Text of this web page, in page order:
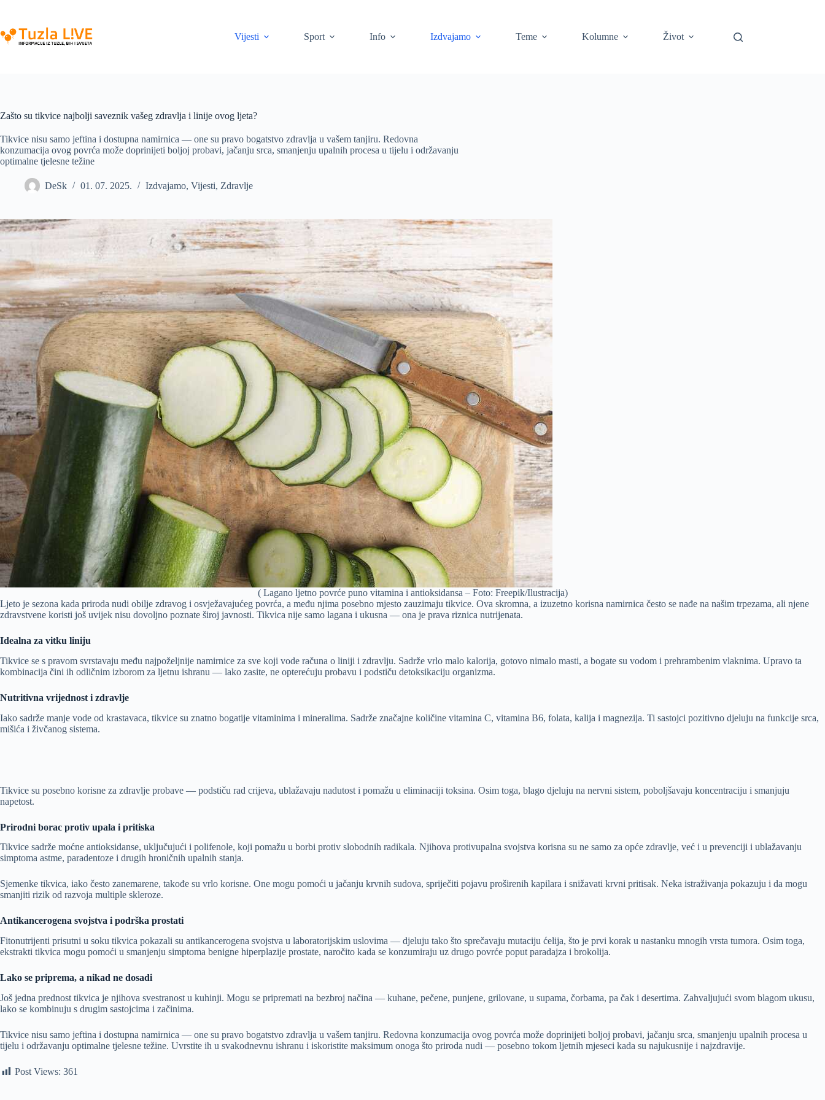
content
Vijesti
Sport Info Izdvajamo Teme Kolumne Život
Zašto su tikvice najbolji saveznik vašeg zdravlja i linije ovog ljeta?
Tikvice nisu samo jeftina i dostupna namirnica — one su pravo bogatstvo zdravlja u vašem tanjiru. Redovna
konzumacija ovog povrća može doprinijeti boljoj probavi, jačanju srca, smanjenju upalnih procesa u tijelu i održavanju
optimalne tjelesne težine
DeSk 01. 07. 2025. Izdvajamo, Vijesti, Zdravlje
( Lagano ljetno povrće puno vitamina i antioksidansa – Foto: Freepik/Ilustracija)
Ljeto je sezona kada priroda nudi obilje zdravog i osvježavajućeg povrća, a među njima posebno mjesto zauzimaju tikvice. Ova skromna, a izuzetno korisna namirnica često se nađe na našim trpezama, ali njene
zdravstvene koristi još uvijek nisu dovoljno poznate široj javnosti. Tikvica nije samo lagana i ukusna — ona je prava riznica nutrijenata.
Idealna za vitku liniju
Tikvice se s pravom svrstavaju među najpoželjnije namirnice za sve koji vode računa o liniji i zdravlju. Sadrže vrlo malo kalorija, gotovo nimalo masti, a bogate su vodom i prehrambenim vlaknima. Upravo ta
kombinacija čini ih odličnim izborom za ljetnu ishranu — lako zasite, ne opterećuju probavu i podstiču detoksikaciju organizma.
Nutritivna vrijednost i zdravlje
Iako sadrže manje vode od krastavaca, tikvice su znatno bogatije vitaminima i mineralima. Sadrže značajne količine vitamina C, vitamina B6, folata, kalija i magnezija. Ti sastojci pozitivno djeluju na funkcije srca,
mišića i živčanog sistema.
Tikvice su posebno korisne za zdravlje probave — podstiču rad crijeva, ublažavaju nadutost i pomažu u eliminaciji toksina. Osim toga, blago djeluju na nervni sistem, poboljšavaju koncentraciju i smanjuju
napetost.
Prirodni borac protiv upala i pritiska
Tikvice sadrže moćne antioksidanse, uključujući i polifenole, koji pomažu u borbi protiv slobodnih radikala. Njihova protivupalna svojstva korisna su ne samo za opće zdravlje, već i u prevenciji i ublažavanju
simptoma astme, paradentoze i drugih hroničnih upalnih stanja.
Sjemenke tikvica, iako često zanemarene, takođe su vrlo korisne. One mogu pomoći u jačanju krvnih sudova, spriječiti pojavu proširenih kapilara i snižavati krvni pritisak. Neka istraživanja pokazuju i da mogu
smanjiti rizik od razvoja multiple skleroze.
Antikancerogena svojstva i podrška prostati
Fitonutrijenti prisutni u soku tikvica pokazali su antikancerogena svojstva u laboratorijskim uslovima — djeluju tako što sprečavaju mutaciju ćelija, što je prvi korak u nastanku mnogih vrsta tumora. Osim toga,
ekstrakti tikvica mogu pomoći u smanjenju simptoma benigne hiperplazije prostate, naročito kada se konzumiraju uz drugo povrće poput paradajza i brokolija.
Lako se priprema, a nikad ne dosadi
Još jedna prednost tikvica je njihova svestranost u kuhinji. Mogu se pripremati na bezbroj načina — kuhane, pečene, punjene, grilovane, u supama, čorbama, pa čak i desertima. Zahvaljujući svom blagom ukusu,
lako se kombinuju s drugim sastojcima i začinima.
Tikvice nisu samo jeftina i dostupna namirnica — one su pravo bogatstvo zdravlja u vašem tanjiru. Redovna konzumacija ovog povrća može doprinijeti boljoj probavi, jačanju srca, smanjenju upalnih procesa u
tijelu i održavanju optimalne tjelesne težine. Uvrstite ih u svakodnevnu ishranu i iskoristite maksimum onoga što priroda nudi — posebno tokom ljetnih mjeseci kada su najukusnije i najzdravije.
Post Views: 361